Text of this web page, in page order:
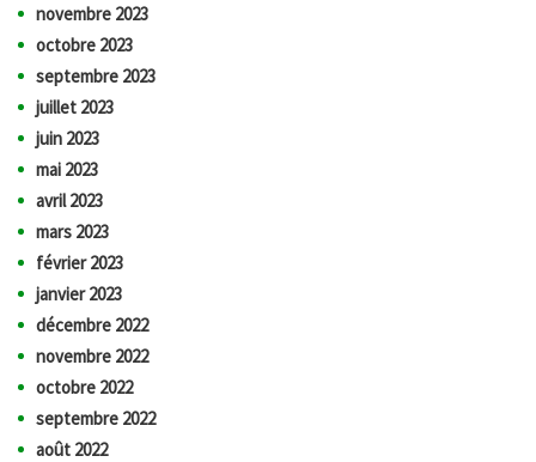
novembre 2023
octobre 2023
septembre 2023
juillet 2023
juin 2023
mai 2023
avril 2023
mars 2023
février 2023
janvier 2023
décembre 2022
novembre 2022
octobre 2022
septembre 2022
août 2022